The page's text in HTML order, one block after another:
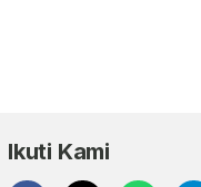
Ikuti Kami